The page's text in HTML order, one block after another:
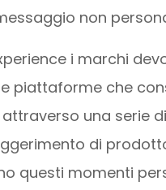
non
i marchi
piattaforme che
una serie
di
questi momenti